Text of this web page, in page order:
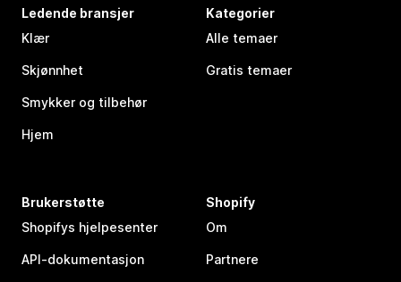
Ledende bransjer
Klær
Skjønnhet
Smykker og tilbehør
Hjem
Kategorier
Alle temaer
Gratis temaer
Brukerstøtte
Shopifys hjelpesenter
API-dokumentasjon
Shopify
Om
Partnere